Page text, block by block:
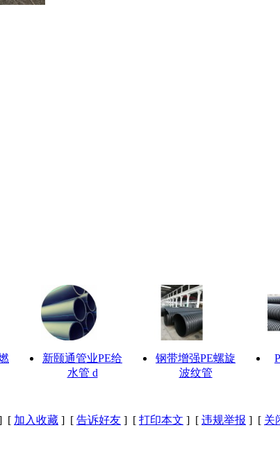
新颐通管业PE给
水管 d
钢带增强PE螺旋
波纹管
[ 加入收藏 ] [ 告诉好友 ] [ 打印本文 ] [ 违规举报 ] [ 关